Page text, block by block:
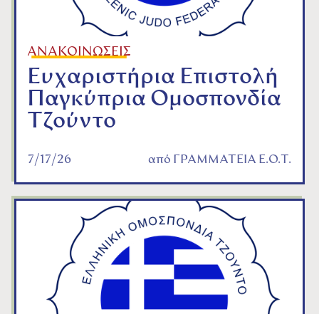
ΑΝΑΚΟΙΝΩΣΕΙΣ
Ευχαριστήρια Επιστολή
Παγκύπρια Ομοσπονδία
Τζούντο
7/17/26 από ΓΡΑΜΜΑΤΕΙΑ Ε.Ο.Τ.